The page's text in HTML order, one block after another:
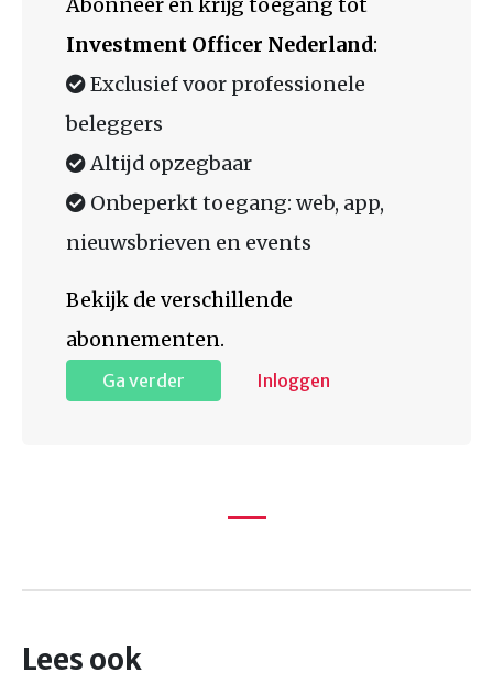
Investment Officer Nederland:
Exclusief voor professionele
beleggers
Altijd opzegbaar
Onbeperkt toegang: web, app,
nieuwsbrieven en events
Bekijk de verschillende
abonnementen.
Ga verder Inloggen
Lees ook